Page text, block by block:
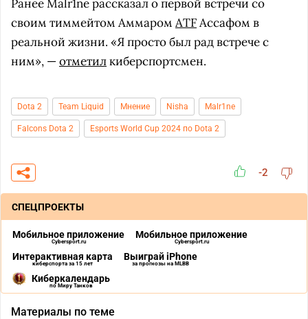
Ранее Malr1ne рассказал о первой встречи со
своим тиммейтом Аммаром ATFАссафом в
реальной жизни. «Я просто был рад встрече с
ним», —отметилкиберспортсмен.
Dota 2 Team Liquid Мнение Nisha Malr1ne
Falcons Dota 2 Esports World Cup 2024 по Dota 2
-2
СПЕЦПРОЕКТЫ
Мобильное приложение
Cybersport.ru
Мобильное приложение
Cybersport.ru
Интерактивная карта
киберспорта за 15 лет
Выиграй iPhone
за прогнозы на MLBB
Киберкалендарь
по Миру Танков
Материалы по теме